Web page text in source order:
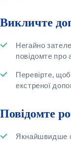
Викличте
Негайно
повідомте про
Перевірте,
екстреної
Повідомте
Якнайшвидше